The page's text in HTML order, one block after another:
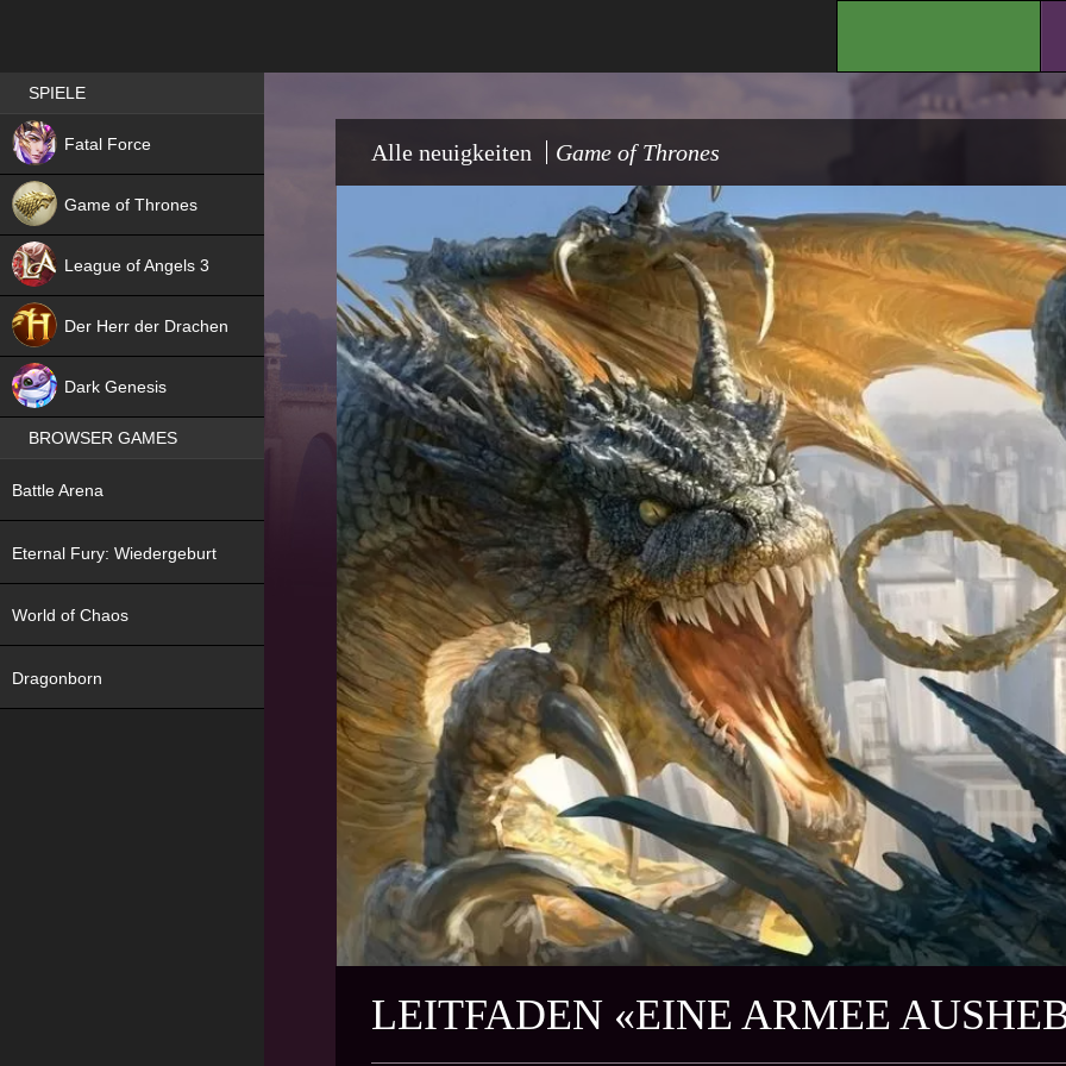
Alle neuigkeiten Game of Thrones
LEITFADEN «EINE ARMEE
Best RPG games in Germany
SPIELE
Fatal Force
Game of Thrones
League of Angels 3
Der Herr der Drachen
Dark Genesis
BROWSER GAMES
Battle Arena
Eternal Fury: Wiedergeburt
World of Chaos
Dragonborn